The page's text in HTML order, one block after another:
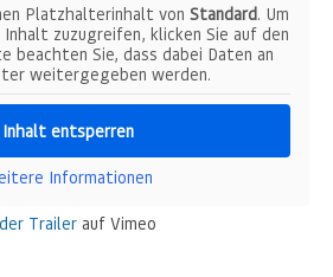
Platzhalterinhalt von Standard. Um
zuzugreifen, klicken Sie auf den
beachten Sie, dass dabei Daten an
weitergegeben werden.
Inhalt entsperren
Informationen
Trailer auf Vimeo